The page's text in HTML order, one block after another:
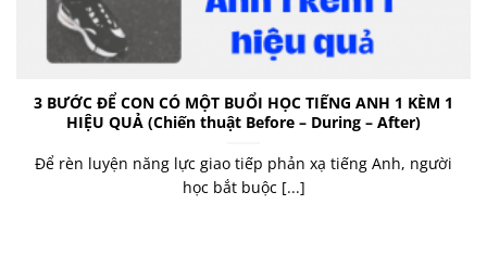
3 BƯỚC ĐỂ CON CÓ MỘT BUỔI HỌC TIẾNG ANH 1 KÈM 1
HIỆU QUẢ (Chiến thuật Before – During – After)
Để rèn luyện năng lực giao tiếp phản xạ tiếng Anh, người
học bắt buộc [...]